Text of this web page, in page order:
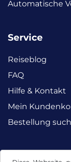
Automatische
Service
Reiseblog
FAQ
Hilfe & Kontakt
Mein
Bestellung
Facebook